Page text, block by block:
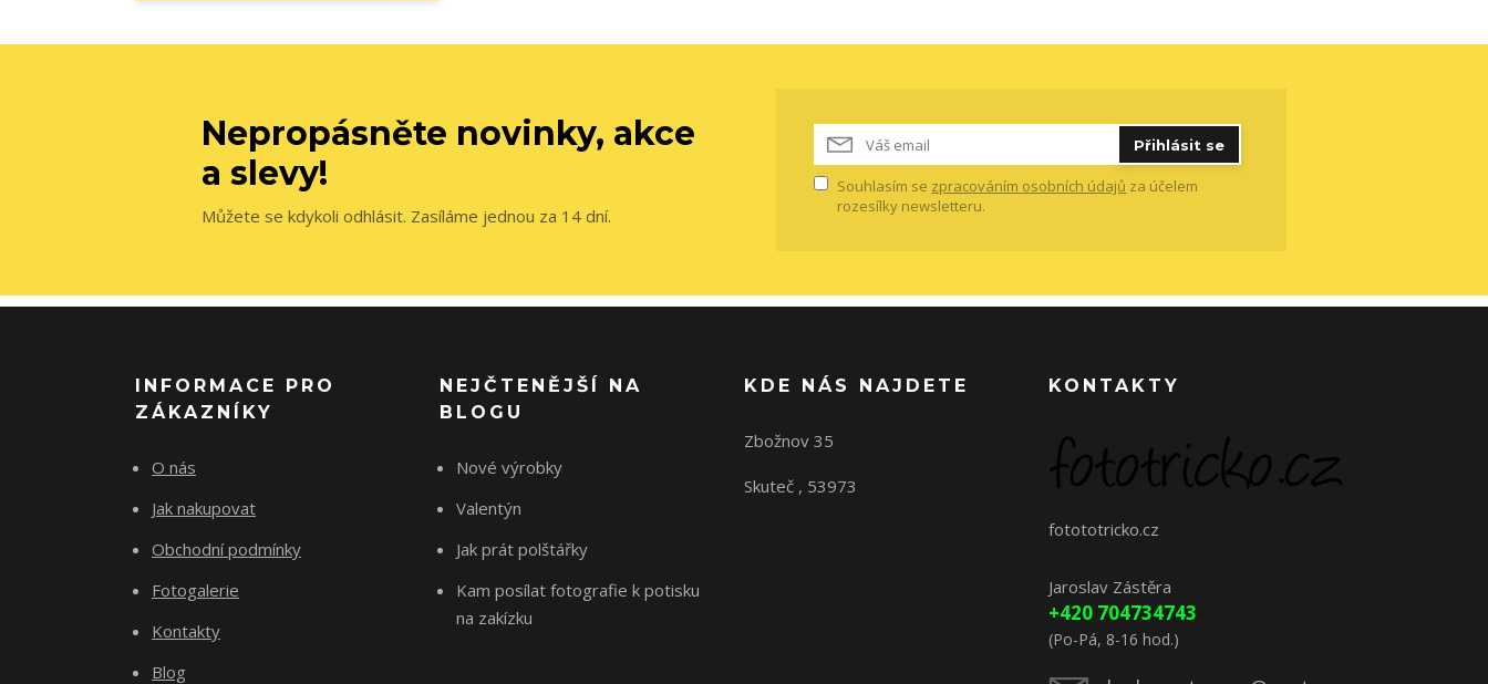
Nepropásněte novinky, akce
a slevy!
Můžete se kdykoli odhlásit. Zasíláme jednou za 14 dní.
Přihlásit se
Souhlasím se zpracováním osobních údajů za účelem
rozesílky newsletteru.
INFORMACE PRO
ZÁKAZNÍKY
O nás
Jak nakupovat
Obchodní podmínky
Fotogalerie
Kontakty
Blog
NEJČTENĚJŠÍ NA
BLOGU
Nové výrobky
Valentýn
Jak prát polštářky
Kam posílat fotografie k potisku
na zakízku
KDE NÁS NAJDETE
Zbožnov 35
Skuteč , 53973
KONTAKTY
fotototricko.cz
Jaroslav Zástěra
+420 704734743
(Po-Pá, 8-16 hod.)